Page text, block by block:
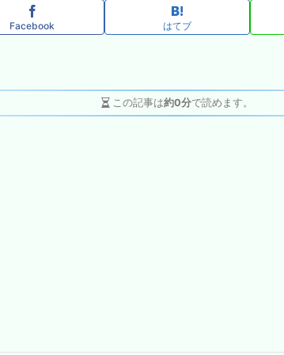
Facebook はてブ
この記事は約0分で読めます。